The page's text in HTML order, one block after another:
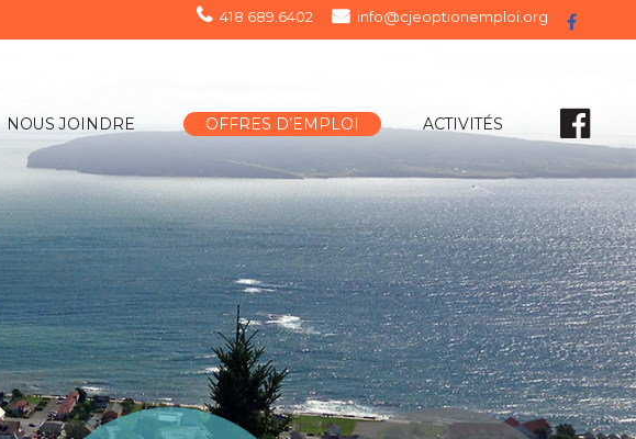
418 689.6402 info@cjeoptionemploi.org
NOUS JOINDRE OFFRES D’EMPLOI ACTIVITÉS